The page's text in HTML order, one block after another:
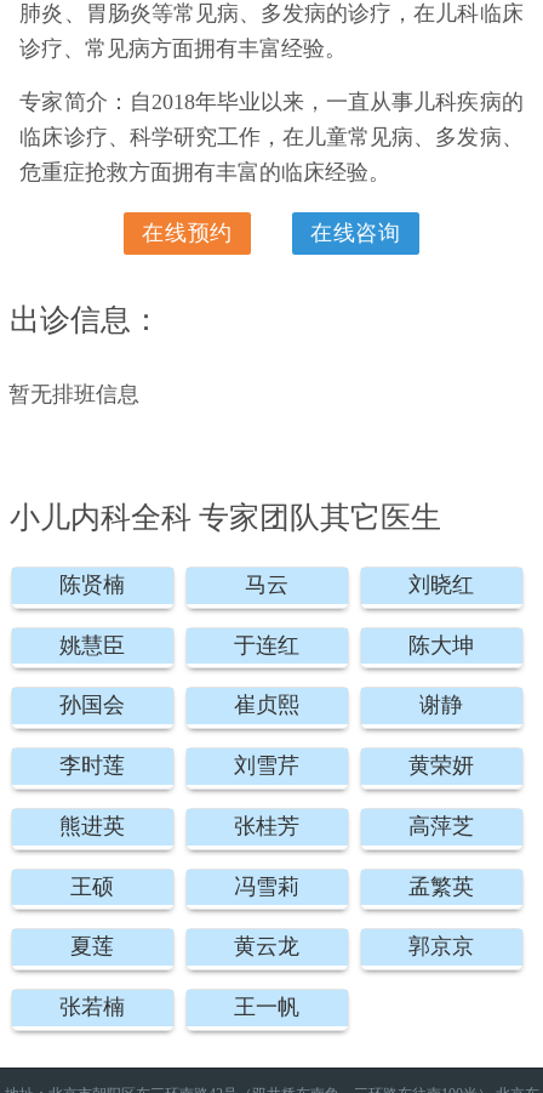
肺炎、胃肠炎等常见病、多发病的诊疗，在儿科临床
诊疗、常见病方面拥有丰富经验。
专家简介：自2018年毕业以来，一直从事儿科疾病的
临床诊疗、科学研究工作，在儿童常见病、多发病、
危重症抢救方面拥有丰富的临床经验。
在线预约 在线咨询
出诊信息：
暂无排班信息
小儿内科全科 专家团队其它医生
陈贤楠 马云 刘晓红
姚慧臣 于连红 陈大坤
孙国会 崔贞熙 谢静
李时莲 刘雪芹 黄荣妍
熊进英 张桂芳 高萍芝
王硕 冯雪莉 孟繁英
夏莲 黄云龙 郭京京
张若楠 王一帆